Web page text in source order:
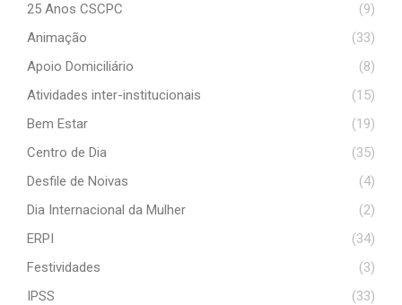
25 Anos CSCPC
(9)
Animação
(33)
Apoio Domiciliário
(8)
Atividades inter-institucionais
(15)
Bem Estar
(19)
Centro de Dia
(35)
Desfile de Noivas
(4)
Dia Internacional da Mulher
(2)
ERPI
(34)
Festividades
(3)
IPSS
(33)